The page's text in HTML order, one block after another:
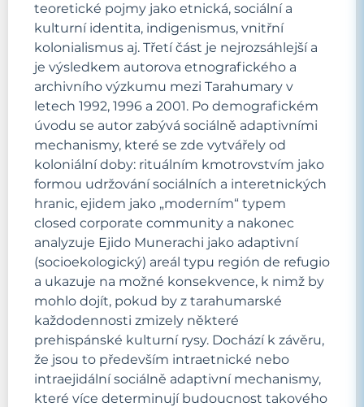
teoretické pojmy jako etnická, sociální a
kulturní identita, indigenismus, vnitřní
kolonialismus aj. Třetí část je nejrozsáhlejší a
je výsledkem autorova etnografického a
archivního výzkumu mezi Tarahumary v
letech 1992, 1996 a 2001. Po demografickém
úvodu se autor zabývá sociálně adaptivními
mechanismy, které se zde vytvářely od
koloniální doby: rituálním kmotrovstvím jako
formou udržování sociálních a interetnických
hranic, ejidem jako „moderním“ typem
closed corporate community a nakonec
analyzuje Ejido Munerachi jako adaptivní
(socioekologický) areál typu región de refugio
a ukazuje na možné konsekvence, k nimž by
mohlo dojít, pokud by z tarahumarské
každodennosti zmizely některé
prehispánské kulturní rysy. Dochází k závěru,
že jsou to především intraetnické nebo
intraejidální sociálně adaptivní mechanismy,
které více determinují budoucnost takového